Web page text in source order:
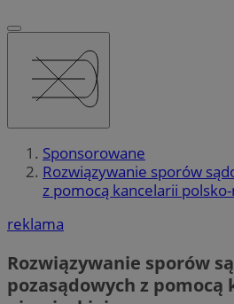
Sponsorowane
Rozwiązywanie sporów
z pomocą kancelarii
reklama
Rozwiązywanie sporów
pozasądowych z